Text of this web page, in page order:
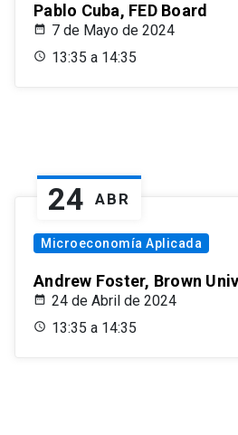
Pablo Cuba, FED Board
7 de Mayo de 2024
13:35 a 14:35
24 ABR
Microeconomía Aplicada
Andrew Foster, Brown
24 de Abril de 2024
13:35 a 14:35